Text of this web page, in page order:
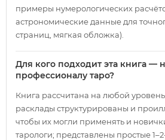
примеры нумерологических
астрономические данные для
страниц, мягкая обложка).
Для кого подходит эта книга —
профессионалу таро?
Книга рассчитана на любой
расклады структурированы и
чтобы их могли применять и
тарологи; представлены простые